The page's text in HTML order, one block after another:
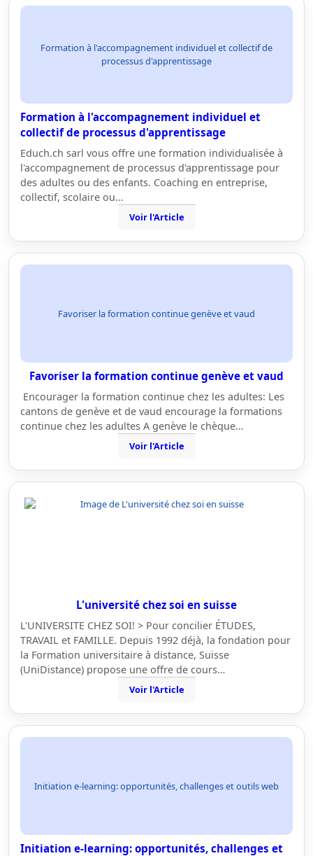
Formation à l'accompagnement individuel et collectif de
processus d'apprentissage
Formation à l'accompagnement individuel et
collectif de processus d'apprentissage
Educh.ch sarl vous offre une formation individualisée à
l'accompagnement de processus d'apprentissage pour
des adultes ou des enfants. Coaching en entreprise,
collectif, scolaire ou…
Voir l'Article
Favoriser la formation continue genève et vaud
Favoriser la formation continue genève et vaud
Encourager la formation continue chez les adultes: Les
cantons de genève et de vaud encourage la formations
continue chez les adultes A genève le chèque…
Voir l'Article
L'université chez soi en suisse
L'UNIVERSITE CHEZ SOI! > Pour concilier ÉTUDES,
TRAVAIL et FAMILLE. Depuis 1992 déjà, la fondation pour
la Formation universitaire à distance, Suisse
(UniDistance) propose une offre de cours…
Voir l'Article
Initiation e-learning: opportunités, challenges et outils web
Initiation e-learning: opportunités, challenges et